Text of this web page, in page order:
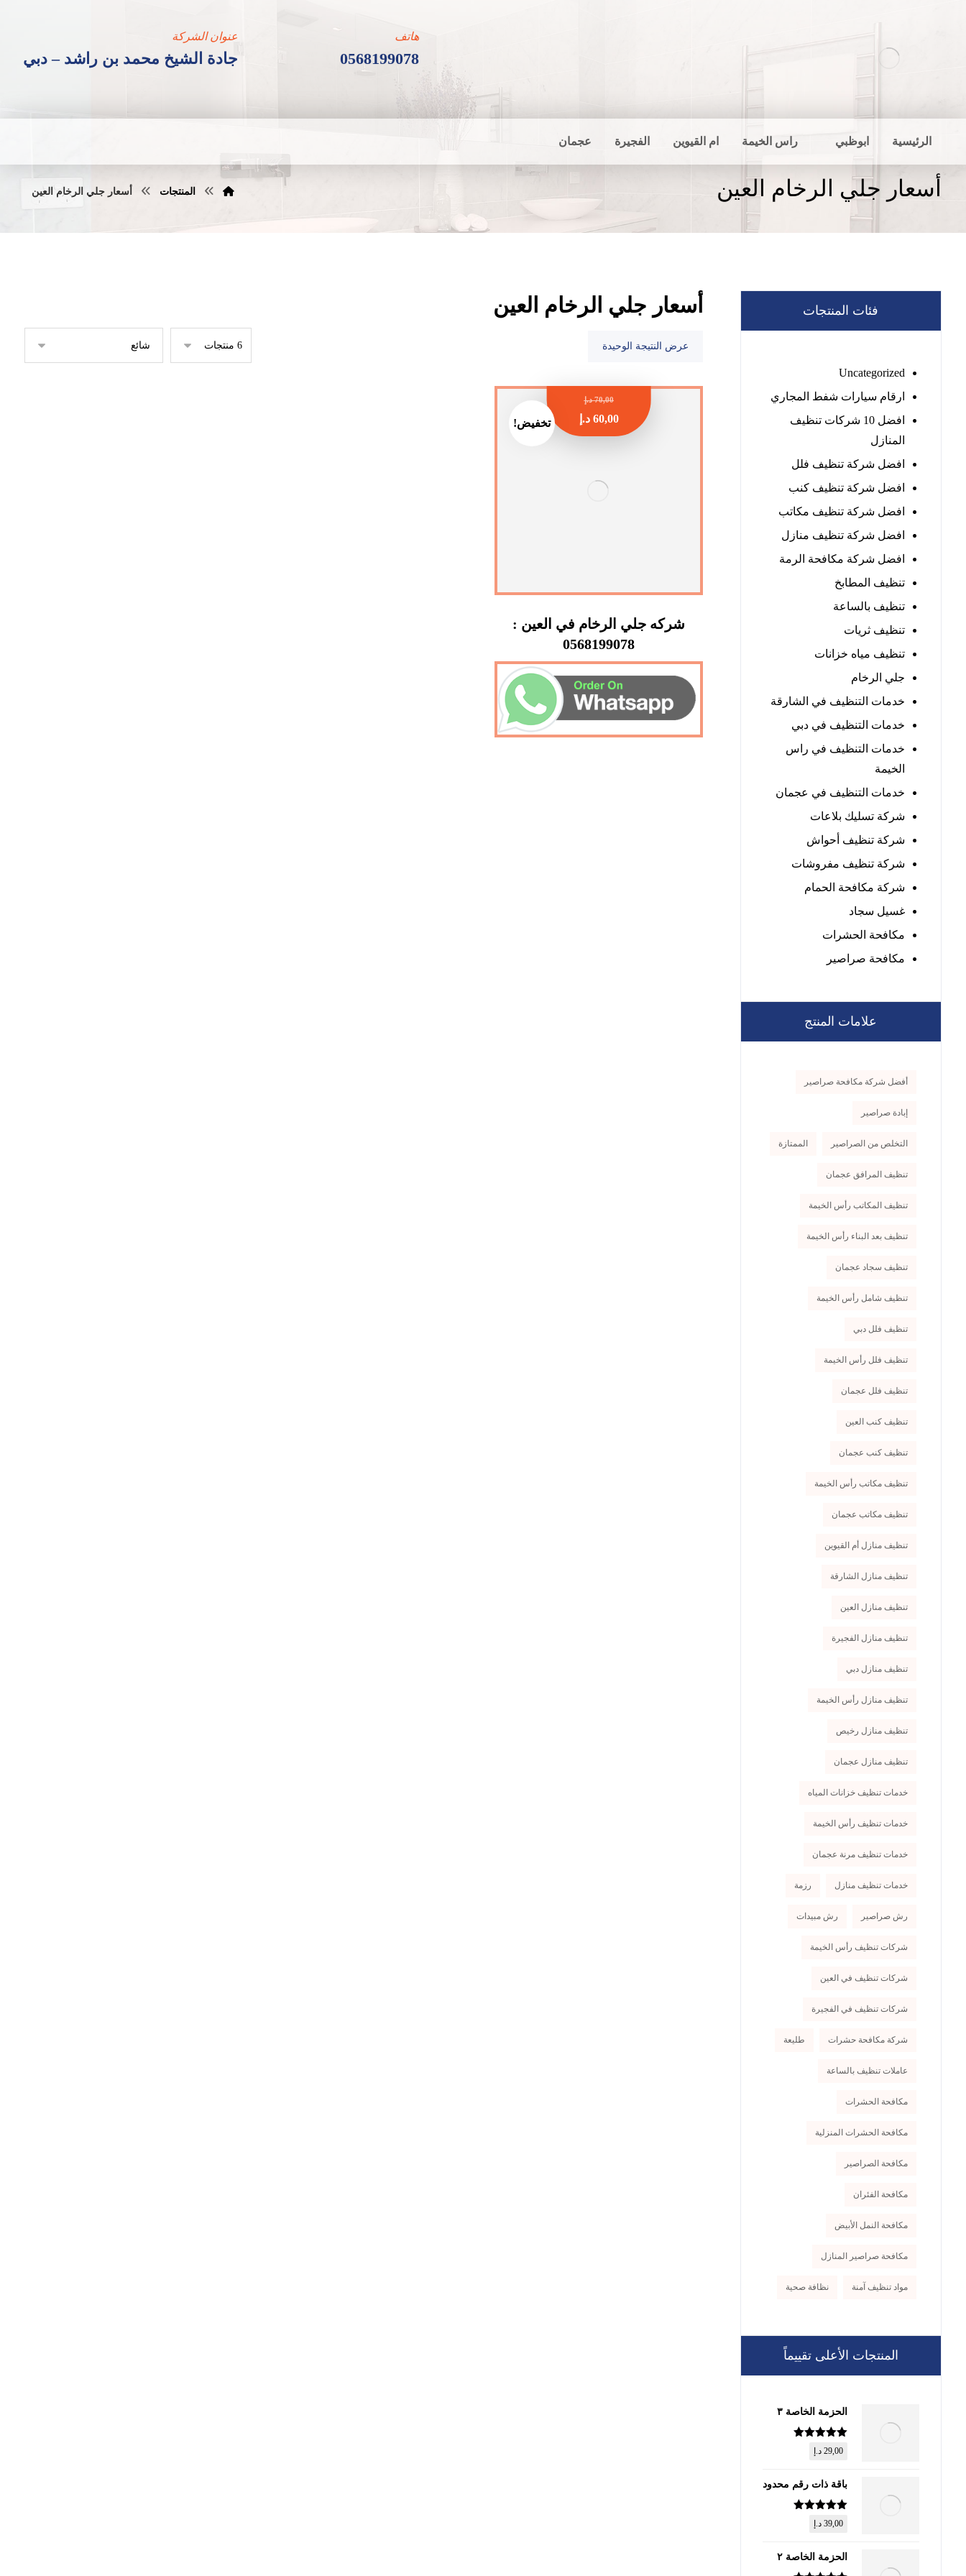
عنوان الشركة
جادة الشيخ محمد بن راشد – دبي
هاتف
0568199078
الرئيسية ابوظبي راس الخيمة ام القيوين الفجيرة عجمان
أسعار جلي الرخام العين المنتجات أسعار جلي الرخام العين
أسعار جلي الرخام العين
عرض النتيجة الوحيدة
تخفيض!
شركه جلي الرخام في العين :
0568199078
70,00 د.إ
60,00 د.إ
فئات المنتجات
Uncategorized
ارقام سيارات شفط المجاري
افضل 10 شركات تنظيف
المنازل
افضل شركة تنظيف فلل
افضل شركة تنظيف كنب
افضل شركة تنظيف مكاتب
افضل شركة تنظيف منازل
افضل شركة مكافحة الرمة
تنظيف المطابخ
تنظيف بالساعة
تنظيف ثريات
تنظيف مياه خزانات
جلي الرخام
خدمات التنظيف في الشارقة
خدمات التنظيف في دبي
خدمات التنظيف في راس
الخيمة
خدمات التنظيف في عجمان
شركة تسليك بلاعات
شركة تنظيف أحواش
شركة تنظيف مفروشات
شركة مكافحة الحمام
غسيل سجاد
مكافحة الحشرات
مكافحة صراصير
علامات المنتج
أفضل شركة مكافحة صراصير
إبادة صراصير
التخلص من الصراصير الممتازة
تنظيف المرافق عجمان
تنظيف المكاتب رأس الخيمة
تنظيف بعد البناء رأس الخيمة
تنظيف سجاد عجمان
تنظيف شامل رأس الخيمة
تنظيف فلل دبي
تنظيف فلل رأس الخيمة
تنظيف فلل عجمان
تنظيف كنب العين
تنظيف كنب عجمان
تنظيف مكاتب رأس الخيمة
تنظيف مكاتب عجمان
تنظيف منازل أم القيوين
تنظيف منازل الشارقة
تنظيف منازل العين
تنظيف منازل الفجيرة
تنظيف منازل دبي
تنظيف منازل رأس الخيمة
تنظيف منازل رخيص
تنظيف منازل عجمان
خدمات تنظيف خزانات المياه
خدمات تنظيف رأس الخيمة
خدمات تنظيف مرنة عجمان
خدمات تنظيف منازل رزمة
رش صراصير رش مبيدات
شركات تنظيف رأس الخيمة
شركات تنظيف في العين
شركات تنظيف في الفجيرة
شركة مكافحة حشرات طليعة
عاملات تنظيف بالساعة
مكافحة الحشرات
مكافحة الحشرات المنزلية
مكافحة الصراصير
مكافحة الفئران
مكافحة النمل الأبيض
مكافحة صراصير المنازل
مواد تنظيف آمنة نظافة صحية
المنتجات الأعلى تقييماً
الحزمة الخاصة ٣
تم التقييم
من 5
29,00 د.إ
باقة ذات رقم محدود
تم التقييم
من 5
39,00 د.إ
الحزمة الخاصة ٢